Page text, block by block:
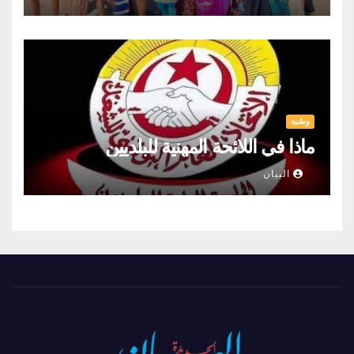
وطنية
ماذا في اللائحة المهنية للبلديين
البيان